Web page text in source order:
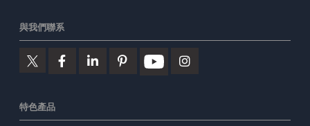
與我們聯系
特色產品